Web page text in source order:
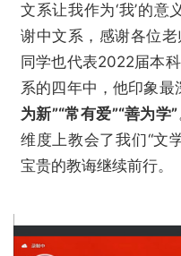
文系让我作为‘我’的
谢中文系，感谢各位
同学也代表2022届本
系的四年中，他印象最
为新”“常有爱”“善为学”
维度上教会了我们“文
宝贵的教诲继续前行。